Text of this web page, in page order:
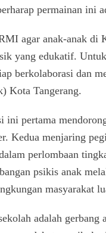
permainan ini
agar anak-anak di
yang edukatif.
berkolaborasi dan
Kota Tangerang.
ini pertama
Kedua menjaring
perlombaan
psikis anak
masyarakat
adalah